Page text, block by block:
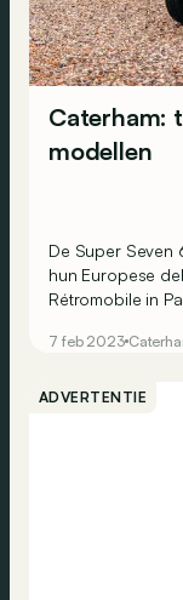
Caterham:
modellen
De Super
hun Europese
Rétromobile in
7 feb 2023
ADVERTENTIE